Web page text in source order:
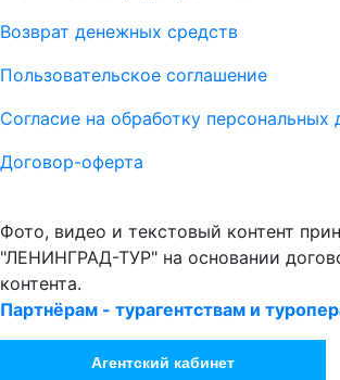
Возврат денежных средств
Пользовательское соглашение
Согласие на обработку персональных
Договор-оферта
Фото, видео и текстовый контент
"ЛЕНИНГРАД-ТУР" на основании
контента.
Партнёрам - турагентствам и
Агентский кабинет